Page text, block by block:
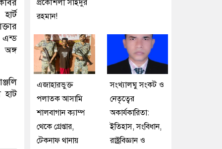
এন্ড
অঙ্গ
হাট
প্রকৌশলী সাইদুর
রহমান!
এজাহারভুক্ত
পলাতক আসামি
শালবাগান ক্যাম্প
থেকে গ্রেপ্তার,
টেকনাফ থানায়
সংখ্যালঘু সংকট ও
নেতৃত্বের
অকার্যকারিতা:
ইতিহাস, সংবিধান,
রাষ্ট্রবিজ্ঞান ও